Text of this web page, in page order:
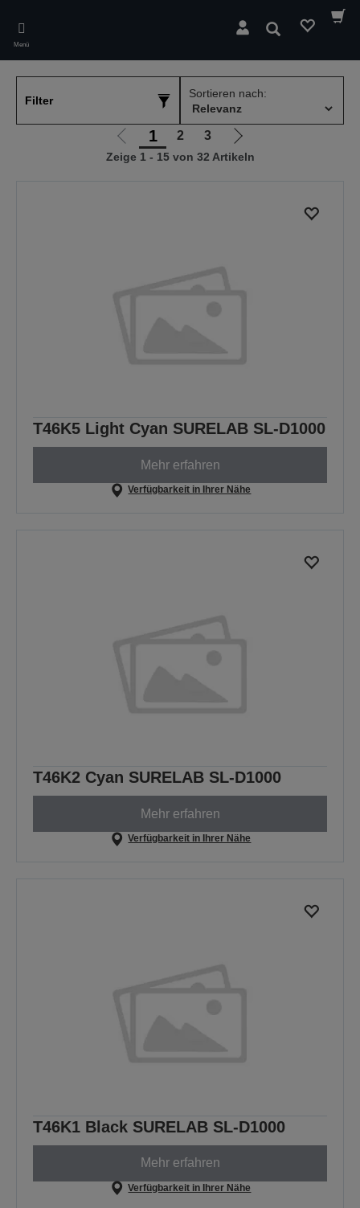
main
content
Menü
Suchen
Filter
Sortieren nach:
Zur
vorherigen
1 2 3
Zur
nächsten
Zeige 1 - 15 von 32 Artikeln
T46K5 Light Cyan SURELAB SL-D1000
Mehr erfahren
Verfügbarkeit in Ihrer Nähe
T46K2 Cyan SURELAB SL-D1000
Mehr erfahren
Verfügbarkeit in Ihrer Nähe
T46K1 Black SURELAB SL-D1000
Mehr erfahren
Verfügbarkeit in Ihrer Nähe